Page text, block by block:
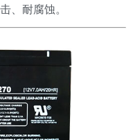
、耐腐蚀。